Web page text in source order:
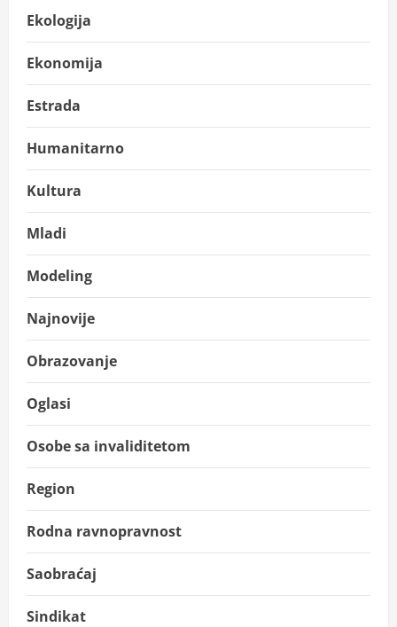
Ekologija
Ekonomija
Estrada
Humanitarno
Kultura
Mladi
Modeling
Najnovije
Obrazovanje
Oglasi
Osobe sa invaliditetom
Region
Rodna ravnopravnost
Saobraćaj
Sindikat